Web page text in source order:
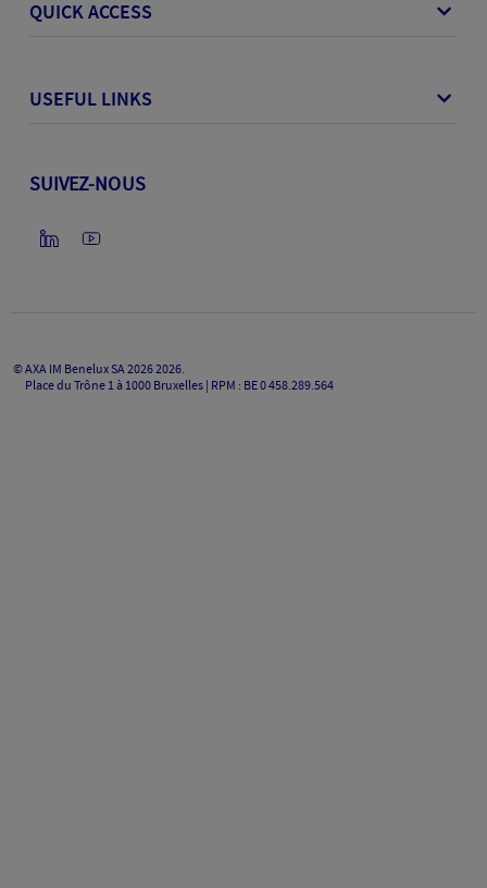
QUICK ACCESS
USEFUL LINKS
SUIVEZ-NOUS
©AXA IM Benelux SA 20262026.
Place du Trône 1 à 1000 Bruxelles | RPM : BE 0 458.289.564